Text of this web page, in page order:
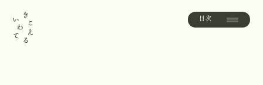
目次
目次